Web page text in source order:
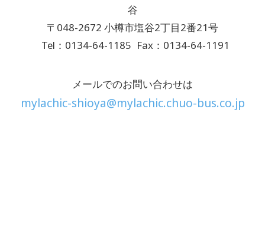
谷
〒048-2672 小樽市塩谷2丁目2番21号
Tel：0134-64-1185 Fax：0134-64-1191
メールでのお問い合わせは
mylachic-shioya@mylachic.chuo-bus.co.jp